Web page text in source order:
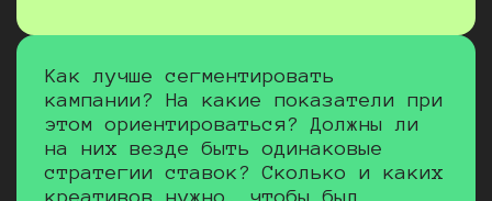
Как лучше сегментировать
кампании? На какие показатели при
этом ориентироваться? Должны ли
на них везде быть одинаковые
стратегии ставок? Сколько и каких
креативов нужно, чтобы был